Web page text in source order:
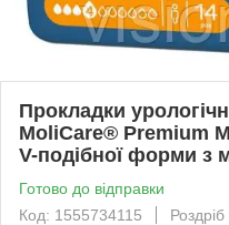
Прокладки
MoliCare® Premium
V-подібної форми з
Готово до відправки
Код: 1555734115
Роздріб